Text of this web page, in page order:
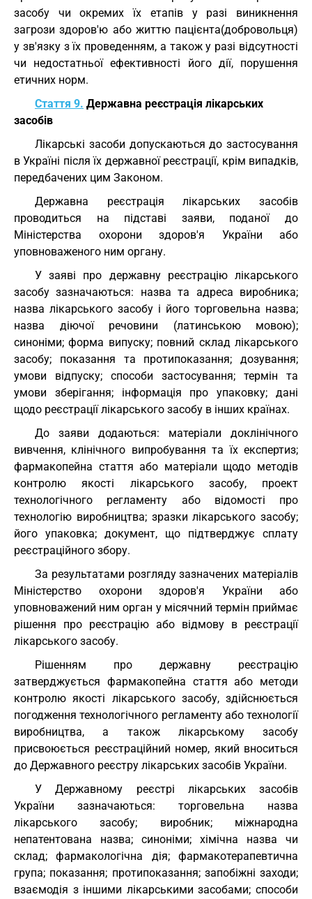
засобу чи окремих їх етапів у разі виникнення
загрози здоров'ю або життю пацієнта(добровольця)
у зв'язку з їх проведенням, а також у разі відсутності
чи недостатньої ефективності його дії, порушення
етичних норм.
Стаття 9. Державна реєстрація лікарських
засобів
Лікарські засоби допускаються до застосування
в Україні після їх державної реєстрації, крім випадків,
передбачених цим Законом.
Державна реєстрація лікарських засобів
проводиться на підставі заяви, поданої до
Міністерства охорони здоров'я України або
уповноваженого ним органу.
У заяві про державну реєстрацію лікарського
засобу зазначаються: назва та адреса виробника;
назва лікарського засобу і його торговельна назва;
назва діючої речовини (латинською мовою);
синоніми; форма випуску; повний склад лікарського
засобу; показання та протипоказання; дозування;
умови відпуску; способи застосування; термін та
умови зберігання; інформація про упаковку; дані
щодо реєстрації лікарського засобу в інших країнах.
До заяви додаються: матеріали доклінічного
вивчення, клінічного випробування та їх експертиз;
фармакопейна стаття або матеріали щодо методів
контролю якості лікарського засобу, проект
технологічного регламенту або відомості про
технологію виробництва; зразки лікарського засобу;
його упаковка; документ, що підтверджує сплату
реєстраційного збору.
За результатами розгляду зазначених матеріалів
Міністерство охорони здоров'я України або
уповноважений ним орган у місячний термін приймає
рішення про реєстрацію або відмову в реєстрації
лікарського засобу.
Рішенням про державну реєстрацію
затверджується фармакопейна стаття або методи
контролю якості лікарського засобу, здійснюється
погодження технологічного регламенту або технології
виробництва, а також лікарському засобу
присвоюється реєстраційний номер, який вноситься
до Державного реєстру лікарських засобів України.
У Державному реєстрі лікарських засобів
України зазначаються: торговельна назва
лікарського засобу; виробник; міжнародна
непатентована назва; синоніми; хімічна назва чи
склад; фармакологічна дія; фармакотерапевтична
група; показання; протипоказання; запобіжні заходи;
взаємодія з іншими лікарськими засобами; способи